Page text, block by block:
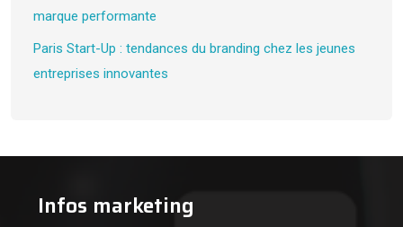
marque performante
Paris Start-Up : tendances du branding chez les jeunes
entreprises innovantes
Infos marketing